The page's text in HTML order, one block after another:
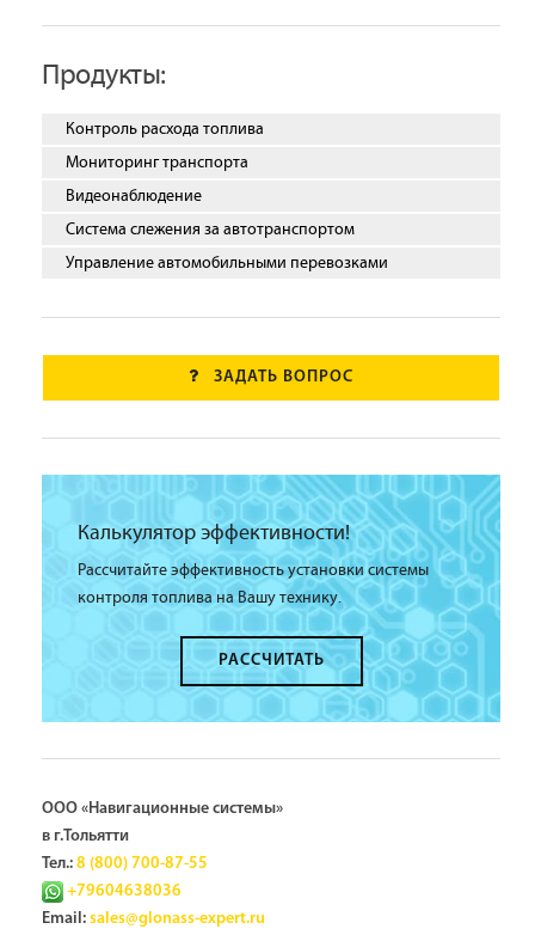
Продукты:
Контроль расхода топлива
Мониторинг транспорта
Видеонаблюдение
Система слежения за автотранспортом
Управление автомобильными перевозками
ЗАДАТЬ ВОПРОС
Калькулятор эффективности!
Рассчитайте эффективность установки системы
контроля топлива на Вашу технику.
РАССЧИТАТЬ
ООО «Навигационные системы»
в г.Тольятти
Тел.: 8 (800) 700-87-55
+79604638036
Email: sales@glonass-expert.ru